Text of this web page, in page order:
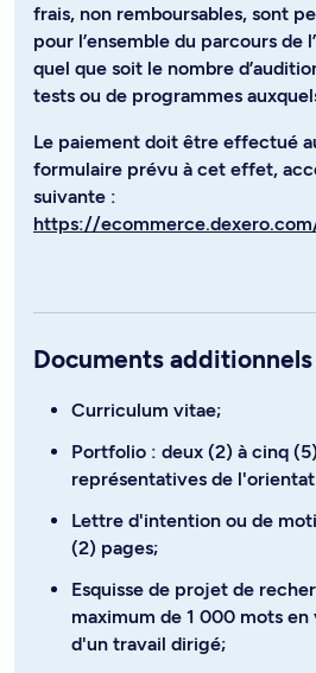
frais, non remboursables, sont
pour l’ensemble du parcours de
quel que soit le nombre
tests ou de programmes
Le paiement doit être effectué
formulaire prévu à cet effet,
suivante :
https://
Documents
Curriculum vitae;
Portfolio : deux (2) à cinq
représentatives de
Lettre d'intention ou de
(2) pages;
Esquisse de projet de
maximum de 1 000 mots en
d'un travail dirigé;